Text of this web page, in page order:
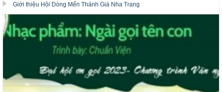
Giới thiệu Hội Dòng Mến Thánh Giá Nha Trang